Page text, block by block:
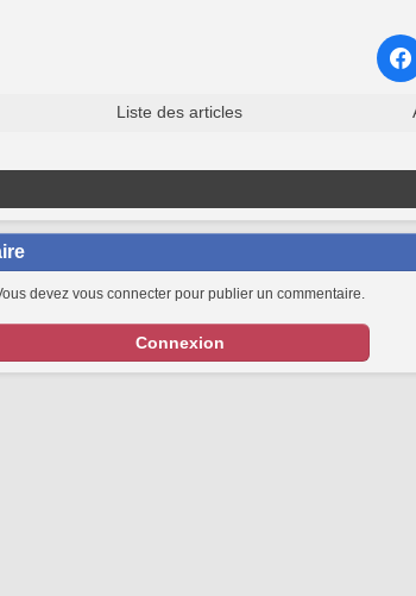
Liste des articles
devez vous connecter pour publier un commentaire.
Connexion